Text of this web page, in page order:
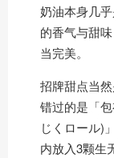
奶油本身几
的香气与甜
当完美。
招牌甜点当
错过的是「
じくロール)
内放入3颗生